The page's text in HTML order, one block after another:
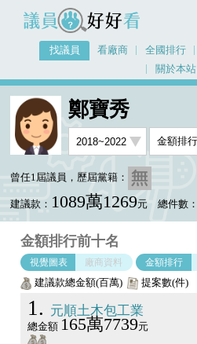
議員好好看
找議員 看廠商 全國排行
關於本站
首頁 找議員 鄭寶秀
鄭寶秀
曾任1屆議員，歷屆黨籍：
建議款： 1089萬1269元 總件數：
金額排行前十名
視覺圖表 廠商資料 金額排行
建議款總金額(百萬) 提案數(件)
1 元順土木包工業
總金額 165萬7739元